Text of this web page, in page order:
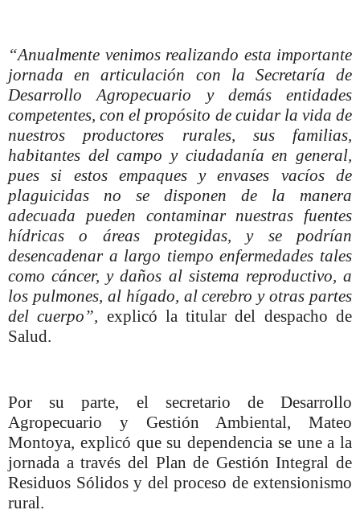
“Anualmente venimos realizando esta importante
jornada en articulación con la Secretaría de
Desarrollo Agropecuario y demás entidades
competentes, con el propósito de cuidar la vida de
nuestros productores rurales, sus familias,
habitantes del campo y ciudadanía en general,
pues si estos empaques y envases vacíos de
plaguicidas no se disponen de la manera
adecuada pueden contaminar nuestras fuentes
hídricas o áreas protegidas, y se podrían
desencadenar a largo tiempo enfermedades tales
como cáncer, y daños al sistema reproductivo, a
los pulmones, al hígado, al cerebro y otras partes
del cuerpo”, explicó la titular del despacho de
Salud.
Por su parte, el secretario de Desarrollo
Agropecuario y Gestión Ambiental, Mateo
Montoya, explicó que su dependencia se une a la
jornada a través del Plan de Gestión Integral de
Residuos Sólidos y del proceso de extensionismo
rural.